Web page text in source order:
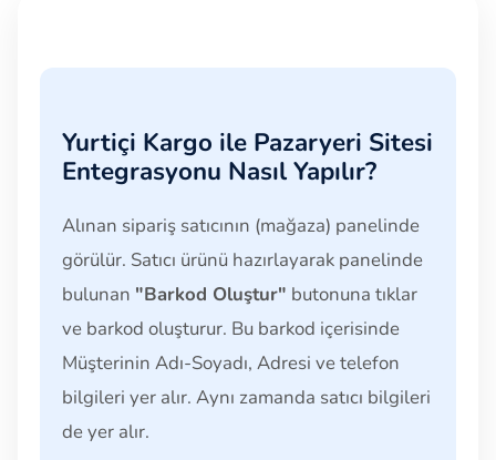
Yurtiçi Kargo ile Pazaryeri Sitesi
Entegrasyonu Nasıl Yapılır?
Alınan sipariş satıcının (mağaza) panelinde
görülür. Satıcı ürünü hazırlayarak panelinde
bulunan "Barkod Oluştur" butonuna tıklar
ve barkod oluşturur. Bu barkod içerisinde
Müşterinin Adı-Soyadı, Adresi ve telefon
bilgileri yer alır. Aynı zamanda satıcı bilgileri
de yer alır.